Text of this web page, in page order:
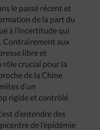
le passé récent et
de la part du
à l’incertitude qui
Contrairement aux
libre et
crucial pour la
de la Chine
d’un
rigide et contrôlé.
d’entendre des
de l’épidémie